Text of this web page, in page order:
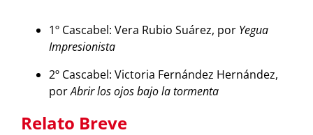
1º Cascabel: Vera Rubio Suárez, por Yegua
Impresionista
2º Cascabel: Victoria Fernández Hernández,
porAbrir los ojos bajo la tormenta
Relato Breve